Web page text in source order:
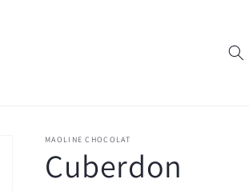
MAOLINE CHOCOLAT
Cuberdon